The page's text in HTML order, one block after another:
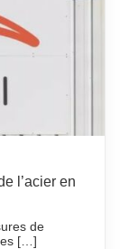
l’acier en
de
[…]